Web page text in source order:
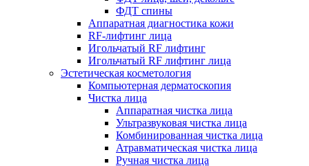
ФДТ спины
Аппаратная диагностика кожи
RF-лифтинг лица
Игольчатый RF лифтинг
Игольчатый RF лифтинг лица
Эстетическая косметология
Компьютерная дерматоскопия
Чистка лица
Аппаратная чистка лица
Ультразвуковая чистка лица
Комбинированная чистка лица
Атравматическая чистка лица
Ручная чистка лица